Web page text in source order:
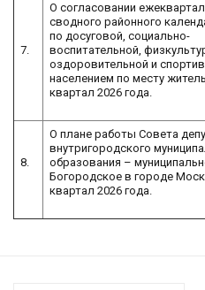
7.
О согласовании
сводного районного
по досуговой, социально-
воспитательной,
оздоровительной и
населением по месту
квартал 2026 года.
8.
О плане работы Совета
внутригородского
образования –
Богородское в городе
квартал 2026 года.